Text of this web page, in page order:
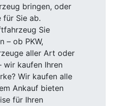
bringen, oder
für Sie ab.
Sie
– ob PKW,
aller Art oder
wir kaufen Ihren
Wir kaufen alle
Ankauf bieten
für Ihren